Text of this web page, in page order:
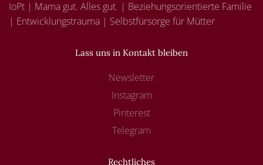
IoPt | Mama gut. Alles gut. | Beziehungsorientierte Familie
| Entwicklungstrauma | Selbstfürsorge für Mütter
Lass uns in Kontakt bleiben
Newsletter
Instagram
Pinterest
Telegram
Rechtliches